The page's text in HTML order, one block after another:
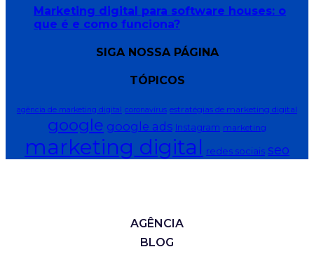
Marketing digital para software houses: o
que é e como funciona?
SIGA NOSSA PÁGINA
TÓPICOS
agência de marketing digital coronavírus estratégias de marketing digital
google google ads Instagram marketing
marketing digital redes sociais seo
AGÊNCIA
BLOG